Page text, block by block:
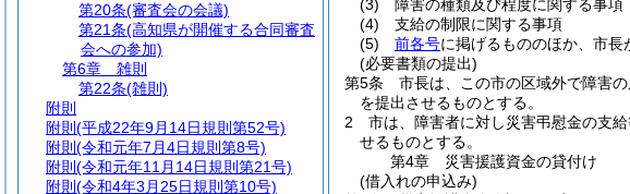
(3)
障害の種類及び程度に関する事項
(4)
支給の制限に関する事項
(5)
前各号に掲げるもののほか、市長
(必要書類の提出)
第5条
市長は、この市の区域外で障害
を提出させるものとする。
2
市は、障害者に対し災害弔慰金の支
せるものとする。
第4章
災害援護資金の貸付け
(借入れの申込み)
第20条(審査会の会議)
第21条(高知県が開催する合同審査
会への参加)
第6章
雑則
第22条(雑則)
附則
附則 (平成22年9月14日規則第52号)
附則 (令和元年7月4日規則第8号)
附則 (令和元年11月14日規則第21号)
附則 (令和4年3月25日規則第10号)